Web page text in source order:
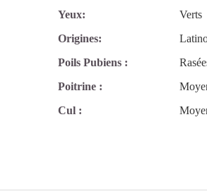
Yeux:
Verts
Origines:
Poils Pubiens :
Poitrine :
Cul :